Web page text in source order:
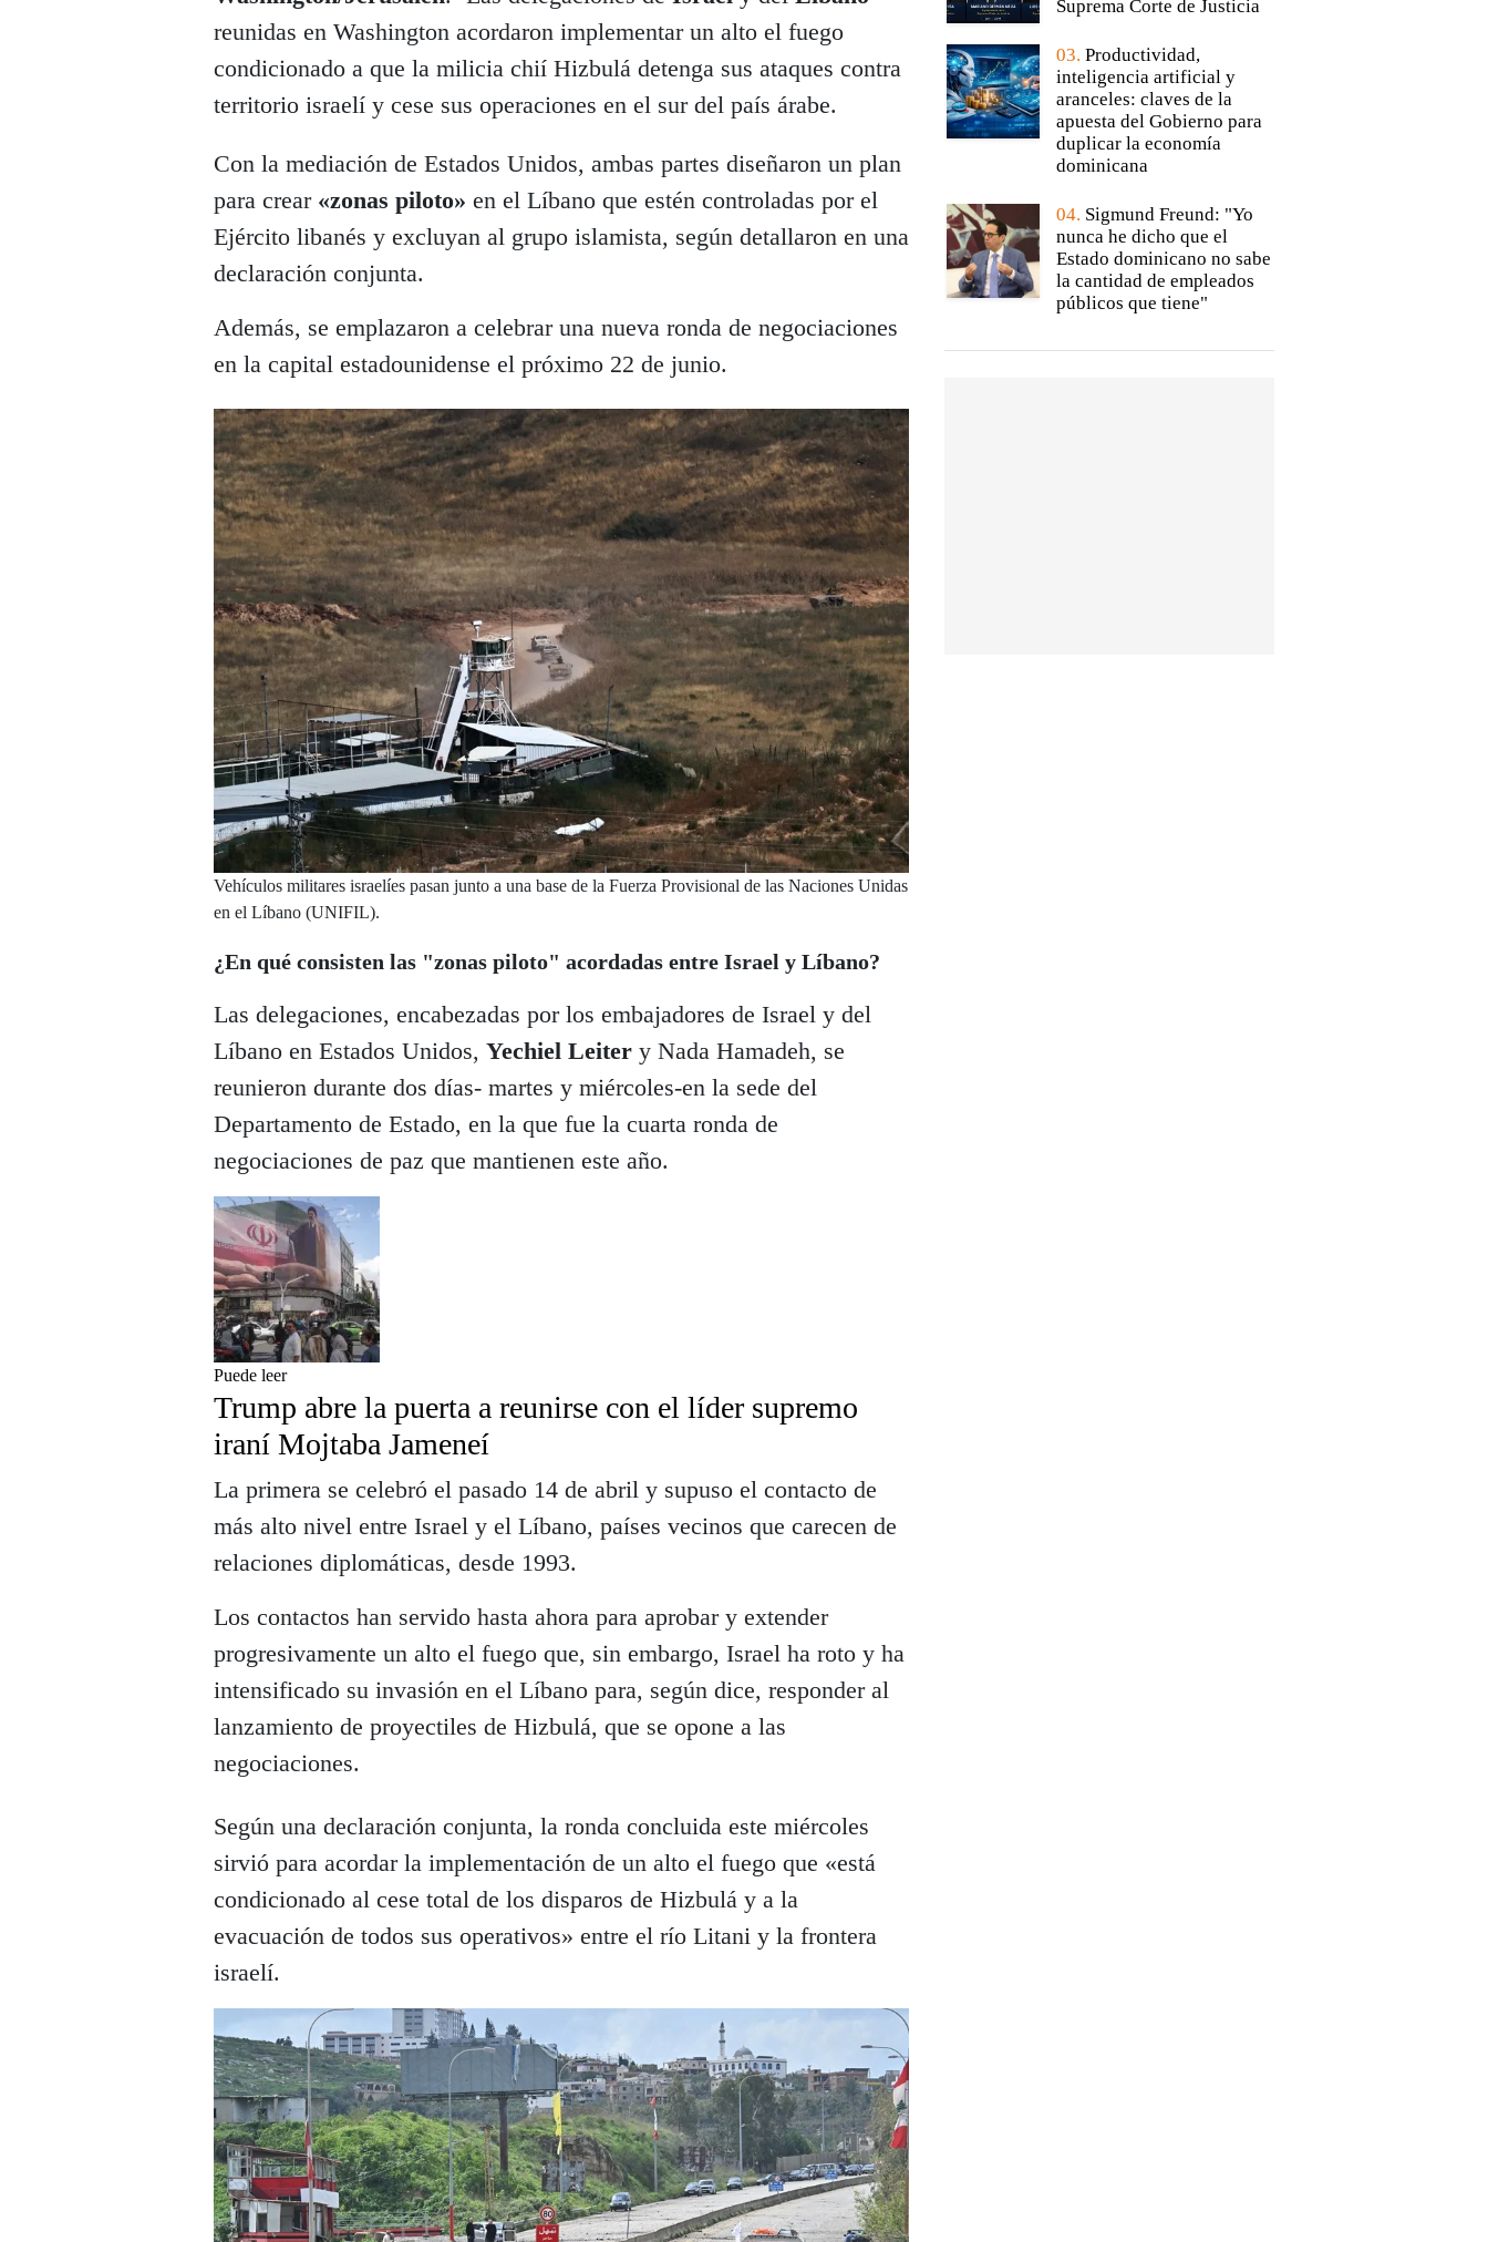
reunidas en Washington acordaron implementar un alto el fuego
condicionado a que la milicia chií Hizbulá detenga sus ataques contra
territorio israelí y cese sus operaciones en el sur del país árabe.
Con la mediación de Estados Unidos, ambas partes diseñaron un plan
para crear «zonas piloto» en el Líbano que estén controladas por el
Ejército libanés y excluyan al grupo islamista, según detallaron en una
declaración conjunta.
Además, se emplazaron a celebrar una nueva ronda de negociaciones
en la capital estadounidense el próximo 22 de junio.
Vehículos militares israelíes pasan junto a una base de la Fuerza Provisional de las Naciones Unidas
en el Líbano (UNIFIL).
¿En qué consisten las "zonas piloto" acordadas entre Israel y Líbano?
Las delegaciones, encabezadas por los embajadores de Israel y del
Líbano en Estados Unidos, Yechiel Leiter y Nada Hamadeh, se
reunieron durante dos días- martes y miércoles-en la sede del
Departamento de Estado, en la que fue la cuarta ronda de
negociaciones de paz que mantienen este año.
Puede leer
Trump abre la puerta a reunirse con el líder supremo
iraní Mojtaba Jameneí
La primera se celebró el pasado 14 de abril y supuso el contacto de
más alto nivel entre Israel y el Líbano, países vecinos que carecen de
relaciones diplomáticas, desde 1993.
Los contactos han servido hasta ahora para aprobar y extender
progresivamente un alto el fuego que, sin embargo, Israel ha roto y ha
intensificado su invasión en el Líbano para, según dice, responder al
lanzamiento de proyectiles de Hizbulá, que se opone a las
negociaciones.
Según una declaración conjunta, la ronda concluida este miércoles
sirvió para acordar la implementación de un alto el fuego que «está
condicionado al cese total de los disparos de Hizbulá y a la
evacuación de todos sus operativos» entre el río Litani y la frontera
israelí.
Suprema Corte de Justicia
03. Productividad,
inteligencia artificial y
aranceles: claves de la
apuesta del Gobierno para
duplicar la economía
dominicana
04. Sigmund Freund: "Yo
nunca he dicho que el
Estado dominicano no sabe
la cantidad de empleados
públicos que tiene"